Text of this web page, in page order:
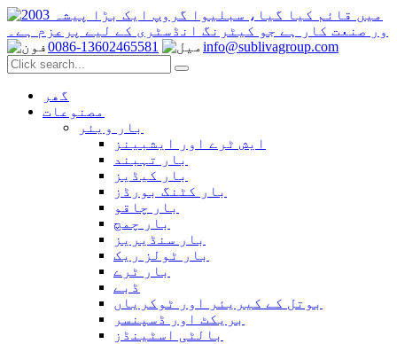
0086-13602465581 info@sublivagroup.com
گھر
مصنوعات
بار ویئر
ایش ٹرے اور ایشبینز
بار تہبند
بار کیڈیز
بار کٹنگ بورڈز
بار چاقو
بار چمچ
بار سنڈیریز
بار ٹولز ریک
بار ٹرے
ڈبے
بوتل کے کیریئر اور ٹوکریاں
بریکٹ اور ڈسپنسر
بالٹی اسٹینڈز